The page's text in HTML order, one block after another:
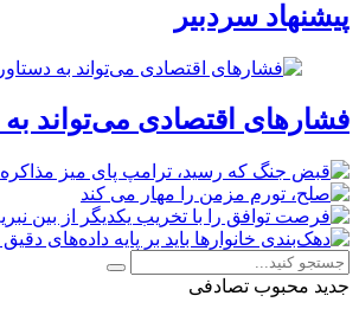
پیشنهاد سردبیر
فشارهای اقتصادی می‌تواند
جدید محبوب تصادفی